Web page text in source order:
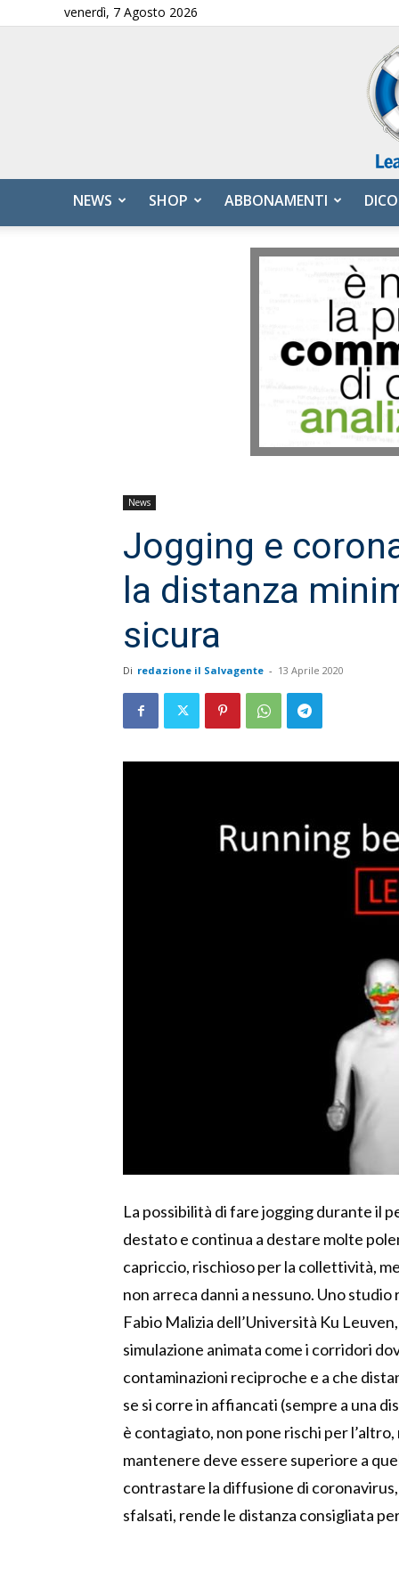
venerdì, 7 Agosto 2026
NEWS SHOP ABBONAMENTI
News
Jogging e
la distanza
sicura
Di redazione il Salvagente - 13 Aprile 2020
La possibilità di fare jogging durante il
destato e continua a destare molte
capriccio, rischioso per la collettività,
non arreca danni a nessuno. Uno
Fabio Malizia dell’Università Ku
simulazione animata come i corridori
contaminazioni reciproche e a che
se si corre in affiancati (sempre a una
è contagiato, non pone rischi per
mantenere deve essere superiore a
contrastare la diffusione di
sfalsati, rende le distanza consigliata